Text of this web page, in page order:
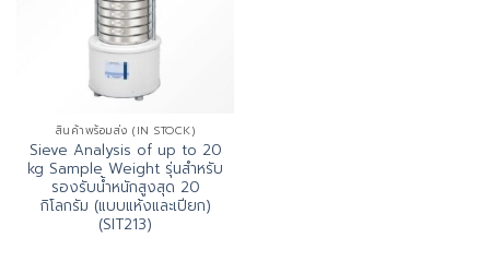
สินค้าพร้อมส่ง (IN STOCK)
Sieve Analysis of up to 20
kg Sample Weight รุ่นสำหรับ
รองรับน้ำหนักสูงสุด 20
กิโลกรัม (แบบแห้งและเปียก)
(SIT213)